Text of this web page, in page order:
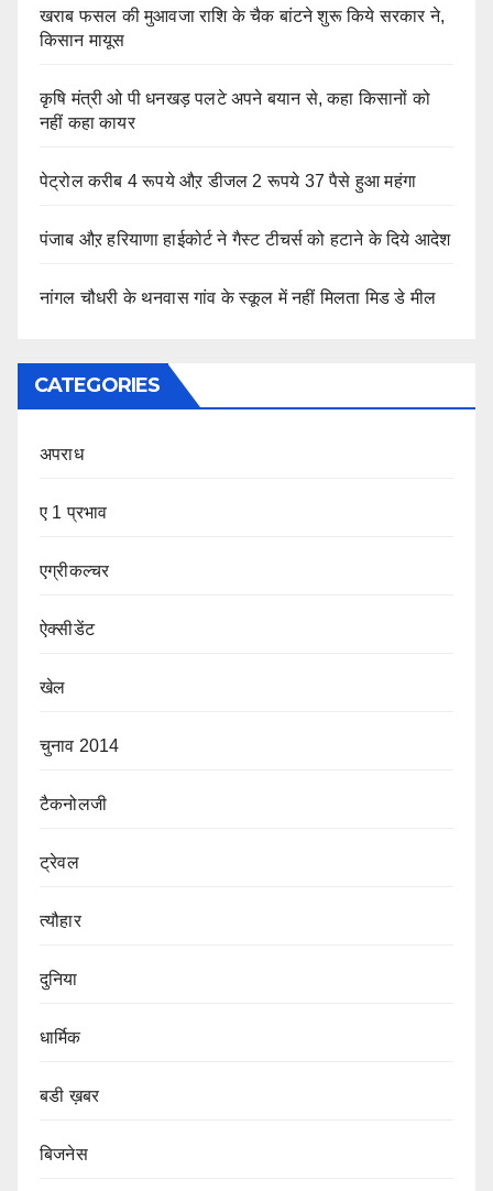
खराब फसल की मुआवजा राशि के चैक बांटने शुरू किये सरकार ने,
किसान मायूस
कृषि मंत्री ओ पी धनखड़ पलटे अपने बयान से, कहा किसानों को
नहीं कहा कायर
पेट्रोल करीब 4 रूपये औऱ डीजल 2 रूपये 37 पैसे हुआ महंगा
पंजाब औऱ हरियाणा हाईकोर्ट ने गैस्ट टीचर्स को हटाने के दिये आदेश
नांगल चौधरी के थनवास गांव के स्कूल में नहीं मिलता मिड डे मील
CATEGORIES
अपराध
ए 1 प्रभाव
एग्रीकल्चर
ऐक्सीडेंट
खेल
चुनाव 2014
टैकनोलजी
ट्रेवल
त्यौहार
दुनिया
धार्मिक
बडी ख़बर
बिजनेस